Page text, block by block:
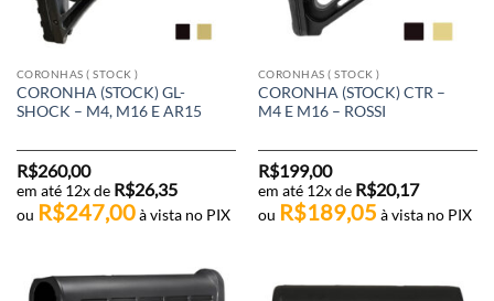
CORONHAS ( STOCK )
CORONHA (STOCK) GL-
SHOCK – M4, M16 E AR15
R$260,00
em até 12x de R$26,35
ou R$247,00 à vista no PIX
CORONHAS ( STOCK )
CORONHA (STOCK) CTR –
M4 E M16 – ROSSI
R$199,00
em até 12x de R$20,17
ou R$189,05 à vista no PIX